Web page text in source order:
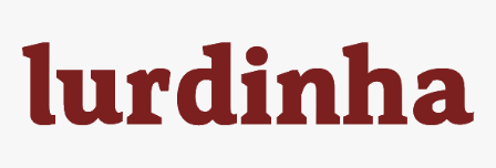
content